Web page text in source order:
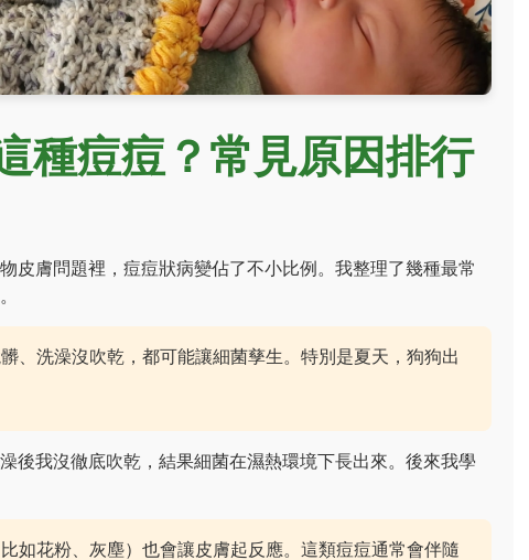
種痘痘？常見原因排行
皮膚問題裡，痘痘狀病變佔了不小比例。我整理了幾種最常
、洗澡沒吹乾，都可能讓細菌孳生。特別是夏天，狗狗出
後我沒徹底吹乾，結果細菌在濕熱環境下長出來。後來我學
如花粉、灰塵）也會讓皮膚起反應。這類痘痘通常會伴隨